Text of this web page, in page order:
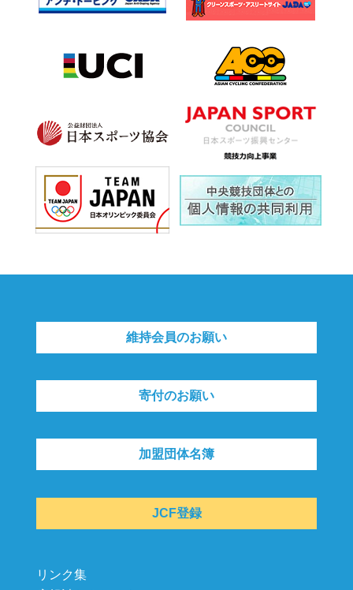
維持会員のお願い
寄付のお願い
加盟団体名簿
JCF登録
リンク集